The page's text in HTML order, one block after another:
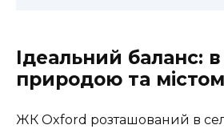
Ідеальний баланс: в
природою та містом
ЖК Oxford розташований в